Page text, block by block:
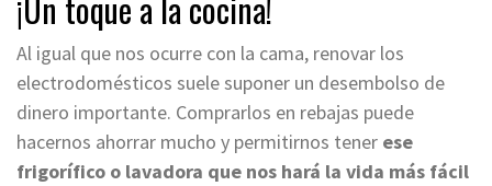
Al igual que nos ocurre con la cama, renovar los
electrodomésticos suele suponer un desembolso de
dinero importante. Comprarlos en rebajas puede
hacernos ahorrar mucho y permitirnos tener ese
frigorífico o lavadora que nos hará la vida más fácil